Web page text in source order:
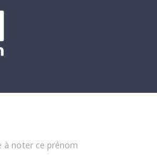
à noter ce prénom